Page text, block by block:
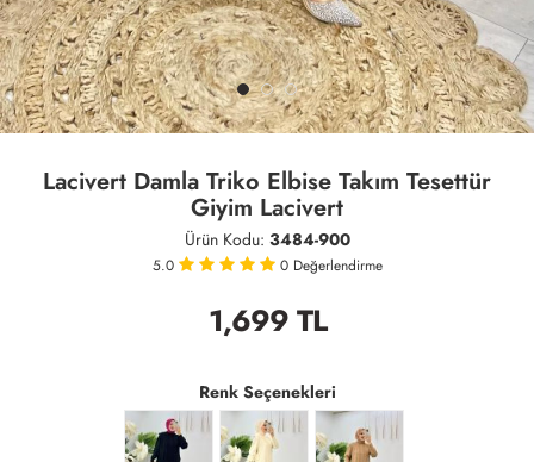
Lacivert Damla Triko Elbise Takım Tesettür
Giyim Lacivert
Ürün Kodu: 3484-900
5.0 0 Değerlendirme
1,699TL
Renk Seçenekleri